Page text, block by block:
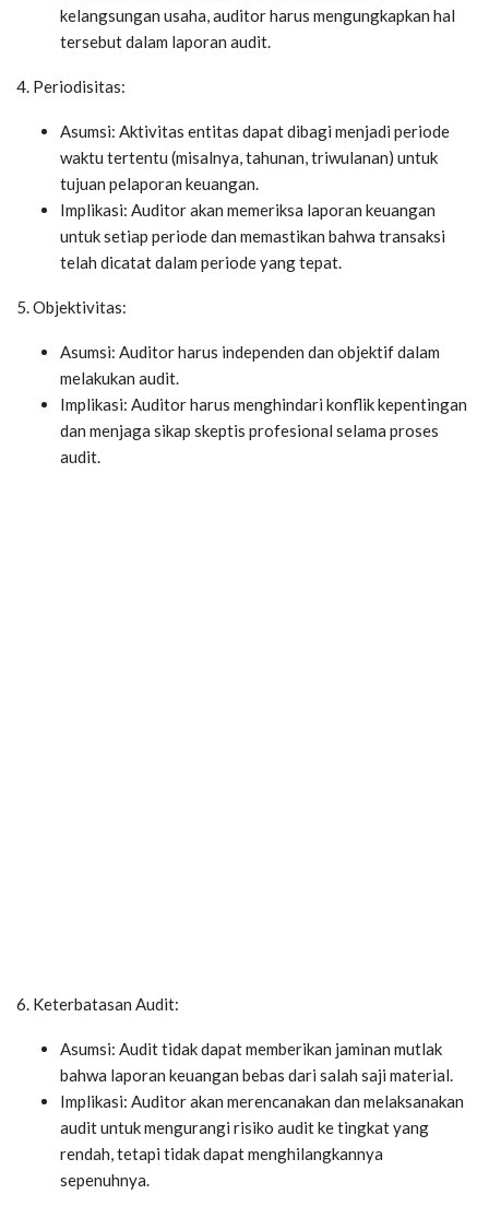
kelangsungan usaha, auditor harus mengungkapkan hal
tersebut dalam laporan audit.
4. Periodisitas:
Asumsi: Aktivitas entitas dapat dibagi menjadi periode
waktu tertentu (misalnya, tahunan, triwulanan) untuk
tujuan pelaporan keuangan.
Implikasi: Auditor akan memeriksa laporan keuangan
untuk setiap periode dan memastikan bahwa transaksi
telah dicatat dalam periode yang tepat.
5. Objektivitas:
Asumsi: Auditor harus independen dan objektif dalam
melakukan audit.
Implikasi: Auditor harus menghindari konflik kepentingan
dan menjaga sikap skeptis profesional selama proses
audit.
6. Keterbatasan Audit:
Asumsi: Audit tidak dapat memberikan jaminan mutlak
bahwa laporan keuangan bebas dari salah saji material.
Implikasi: Auditor akan merencanakan dan melaksanakan
audit untuk mengurangi risiko audit ke tingkat yang
rendah, tetapi tidak dapat menghilangkannya
sepenuhnya.